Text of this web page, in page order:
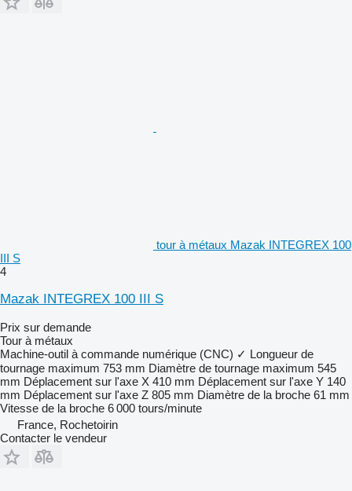
tour à métaux Mazak INTEGREX 100
III S
4
Mazak INTEGREX 100 III S
Prix sur demande
Tour à métaux
Machine-outil à commande numérique (CNC) ✓ Longueur de
tournage maximum 753 mm Diamètre de tournage maximum 545
mm Déplacement sur l'axe X 410 mm Déplacement sur l'axe Y 140
mm Déplacement sur l'axe Z 805 mm Diamètre de la broche 61 mm
Vitesse de la broche 6 000 tours/minute
France, Rochetoirin
Contacter le vendeur